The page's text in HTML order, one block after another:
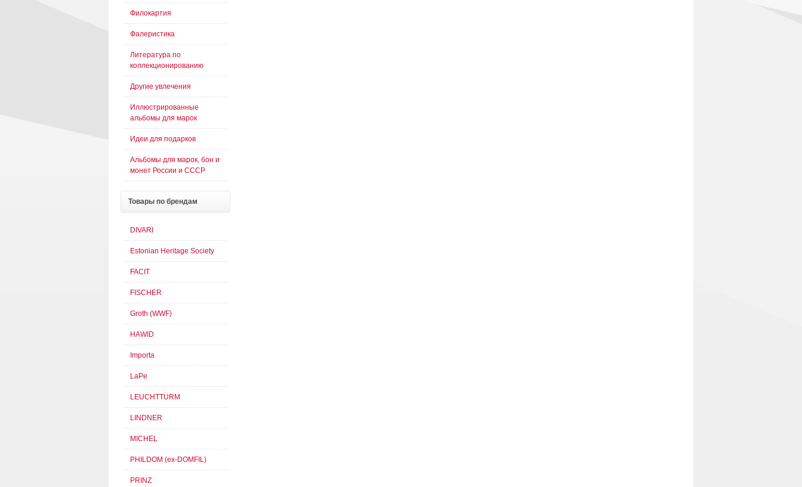
Филокартия
Фалеристика
Литература по
коллекционированию
Другие увлечения
Иллюстрированные
альбомы для марок
Идеи для подарков
Альбомы для марок, бон и
монет России и СССР
Товары по брендам
DIVARI
Estonian Heritage Society
FACIT
FISCHER
Groth (WWF)
HAWID
Importa
LaPe
LEUCHTTURM
LINDNER
MICHEL
PHILDOM (ex-DOMFIL)
PRINZ